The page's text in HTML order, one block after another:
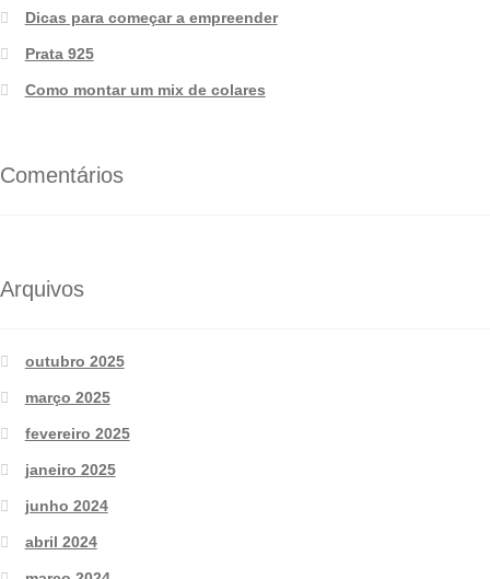
Dicas para começar a empreender
Prata 925
Como montar um mix de colares
Comentários
Arquivos
outubro 2025
março 2025
fevereiro 2025
janeiro 2025
junho 2024
abril 2024